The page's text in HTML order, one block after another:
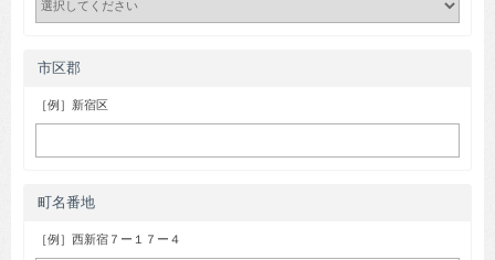
市区郡
［例］新宿区
町名番地
［例］西新宿７ー１７ー４